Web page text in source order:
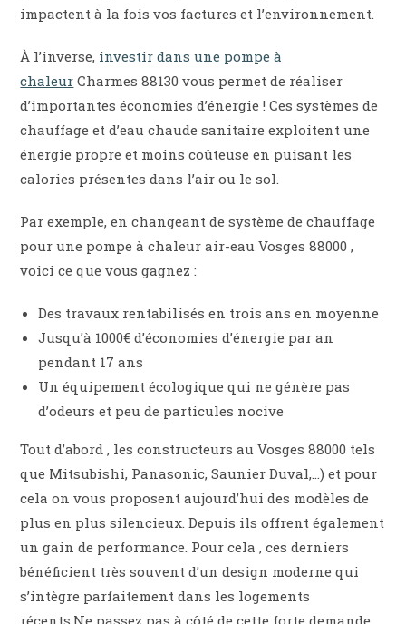
impactent à la fois vos factures et l’environnement.
À l’inverse, investir dans une pompe à
chaleur Charmes 88130 vous permet de réaliser
d’importantes économies d’énergie ! Ces systèmes de
chauffage et d’eau chaude sanitaire exploitent une
énergie propre et moins coûteuse en puisant les
calories présentes dans l’air ou le sol.
Par exemple, en changeant de système de chauffage
pour une pompe à chaleur air-eau Vosges 88000 ,
voici ce que vous gagnez :
Des travaux rentabilisés en trois ans en moyenne
Jusqu’à 1000€ d’économies d’énergie par an
pendant 17 ans
Un équipement écologique qui ne génère pas
d’odeurs et peu de particules nocive
Tout d’abord , les constructeurs au Vosges 88000 tels
que Mitsubishi, Panasonic, Saunier Duval,…) et pour
cela on vous proposent aujourd’hui des modèles de
plus en plus silencieux. Depuis ils offrent également
un gain de performance. Pour cela , ces derniers
bénéficient très souvent d’un design moderne qui
s’intègre parfaitement dans les logements